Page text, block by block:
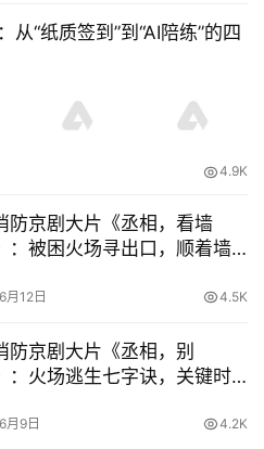
“纸质签到”到“AI陪练”的四
4.9K
防京剧大片《丞相，看墙
：被困火场寻出口，顺着墙
月12日 4.5K
防京剧大片《丞相，别
：火场逃生七字诀，关键时
月9日 4.2K